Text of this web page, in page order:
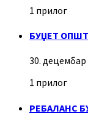
1 прилог
БУЏЕТ
30. децембар
1 прилог
РЕБАЛАНС